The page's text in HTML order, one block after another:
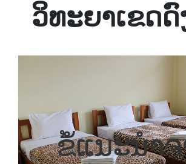
ວິທະຍາ​ເຂດດົ
ຂໍ້ແນະນຳ